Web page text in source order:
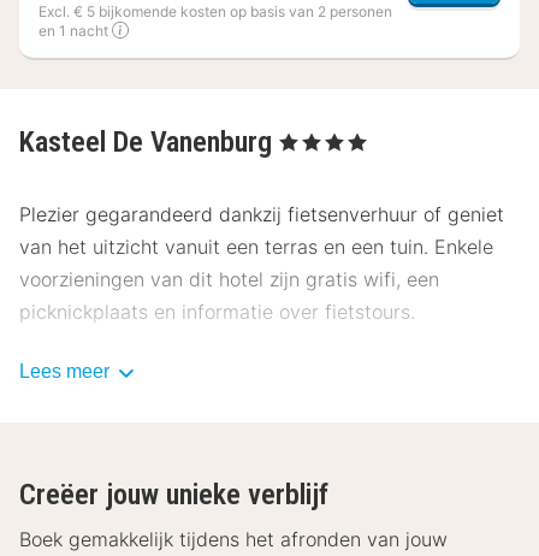
Excl. € 5 bijkomende kosten op basis van 2 personen
en 1 nacht
Kasteel De Vanenburg , 4 Sterren
Plezier gegarandeerd dankzij fietsenverhuur of geniet
van het uitzicht vanuit een terras en een tuin. Enkele
voorzieningen van dit hotel zijn gratis wifi, een
picknickplaats en informatie over fietstours.
Geniet van een maaltijd in het restaurant of blijf op je
Hotelstars Union kent in Nederland een officiële
sterrenclassificatie toe. Deze accommodatie heeft 4
Lees meer
Creëer jouw unieke verblijf
Boek gemakkelijk tijdens het afronden van jouw